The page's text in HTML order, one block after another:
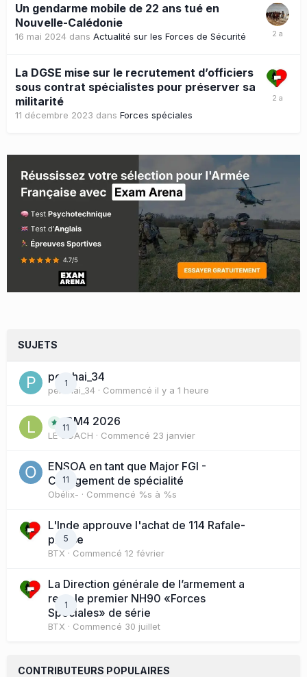
Un gendarme mobile de 22 ans tué en
Nouvelle-Calédonie
16 mai 2024 dans Actualité sur les Forces de Sécurité
La DGSE mise sur le recrutement d’officiers
sous contrat spécialistes pour préserver sa
militarité
11 décembre 2023 dans Forces spéciales
SUJETS
1
perchai_34
perchai_34 · Commencé il y a 1 heure
11BM4 2026
LE COACH · Commencé 23 janvier
11
ENSOA en tant que Major FGI -
Changement de spécialité
Obélix- · Commencé %s à %s
5
L'Inde approuve l'achat de 114 Rafale-
presse
BTX · Commencé 12 février
1
La Direction générale de l’armement a
reçu le premier NH90 «Forces
Spéciales» de série
BTX · Commencé 30 juillet
CONTRIBUTEURS POPULAIRES